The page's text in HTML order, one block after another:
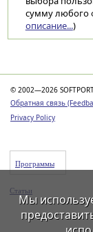
сумму любого
описание...)
© 2002—2026
Обратная связь
Privacy Policy
Программы
Статьи
Мы